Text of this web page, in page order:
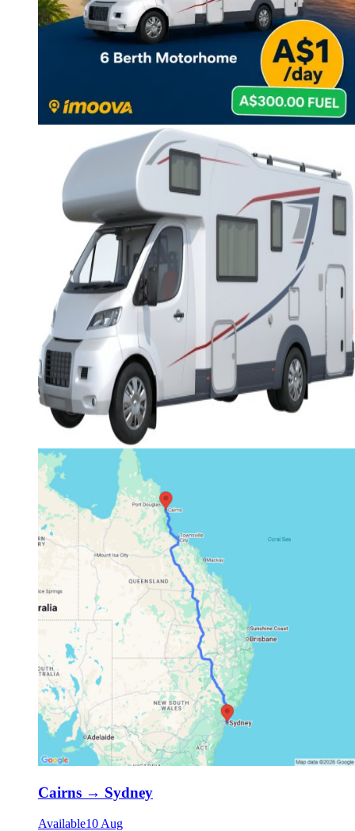
Cairns → Sydney
Available10 Aug